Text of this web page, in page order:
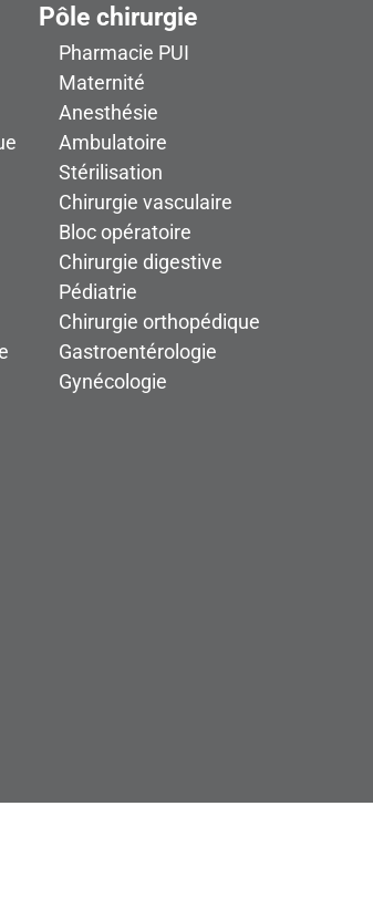
Pôle chirurgie
Pharmacie PUI
Maternité
Anesthésie
Ambulatoire
Stérilisation
Chirurgie vasculaire
Bloc opératoire
Chirurgie digestive
Pédiatrie
Chirurgie orthopédique
Gastroentérologie
Gynécologie